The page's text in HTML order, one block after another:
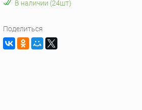
В наличии (24шт)
Поделиться